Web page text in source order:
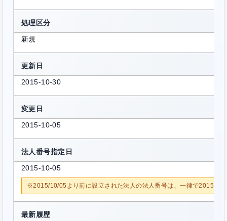
処理区分
新規
更新日
2015-10-30
変更日
2015-10-05
法人番号指定日
2015-10-05
※2015/10/05より前に設立された法人の法人番号は、一律で2015/10/
最新履歴